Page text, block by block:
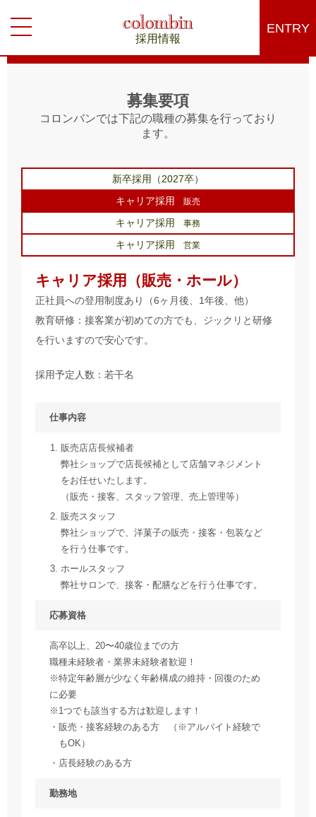
採用情報
ENTRY
募集要項
コロンバンでは下記の職種の募集を行っており
ます。
新卒採用（2027卒）
キャリア採用
販売
キャリア採用 事務
キャリア採用 営業
キャリア採用（販売・ホール）
正社員への登用制度あり（6ヶ月後、1年後、他）
教育研修：接客業が初めての方でも、ジックリと研修
を行いますので安心です。
採用予定人数：若干名
仕事内容
販売店店長候補者
弊社ショップで店長候補として店舗マネジメント
をお任せいたします。
（販売・接客、スタッフ管理、売上管理等）
販売スタッフ
弊社ショップで、洋菓子の販売・接客・包装など
を行う仕事です。
ホールスタッフ
弊社サロンで、接客・配膳などを行う仕事です。
応募資格
高卒以上、20〜40歳位までの方
職種未経験者・業界未経験者歓迎！
※特定年齢層が少なく年齢構成の維持・回復のため
に必要
※1つでも該当する方は歓迎します！
販売・接客経験のある方 （※アルバイト経験で
もOK）
店長経験のある方
勤務地